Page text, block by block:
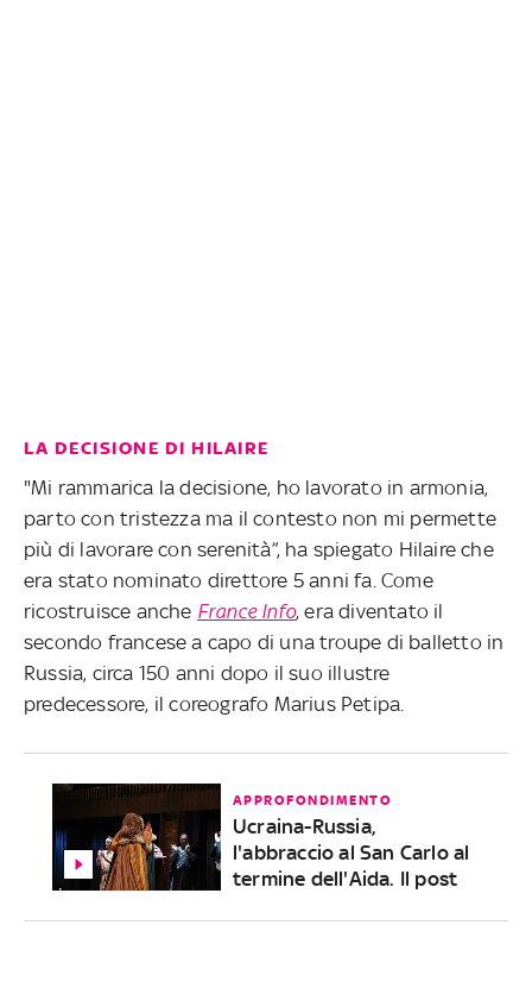
LA DECISIONE DI HILAIRE
"Mi rammarica la decisione, ho lavorato in armonia,
parto con tristezza ma il contesto non mi permette
più di lavorare con serenità”, ha spiegato Hilaire che
era stato nominato direttore 5 anni fa. Come
ricostruisce anche France Info, era diventato il
secondo francese a capo di una troupe di balletto in
Russia, circa 150 anni dopo il suo illustre
predecessore, il coreografo Marius Petipa.
APPROFONDIMENTO
Ucraina-Russia,
l'abbraccio al San Carlo al
termine dell'Aida. Il post